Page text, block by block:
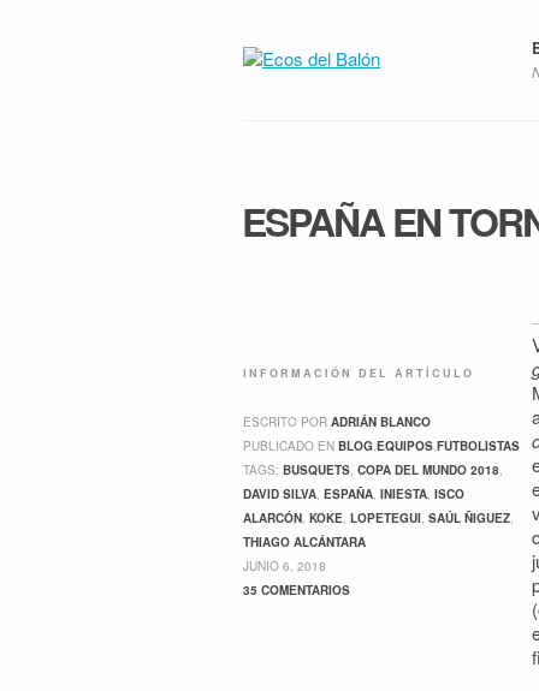
ESPAÑA EN
INFORMACIÓN DEL ARTÍCULO
ESCRITO POR ADRIÁN BLANCO
PUBLICADO EN BLOG,EQUIPOS,FUTBOLISTAS
TAGS: BUSQUETS, COPA DEL MUNDO 2018,
DAVID SILVA, ESPAÑA, INIESTA, ISCO
ALARCÓN, KOKE, LOPETEGUI, SAÚL ÑIGUEZ,
THIAGO ALCÁNTARA
JUNIO 6, 2018
35 COMENTARIOS